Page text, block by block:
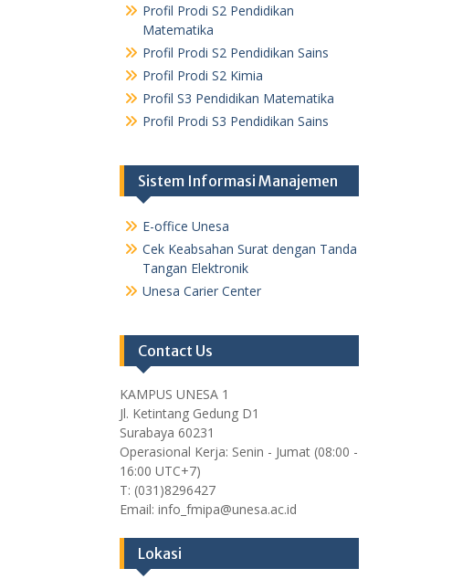
Profil Prodi S2 Pendidikan
Matematika
Profil Prodi S2 Pendidikan Sains
Profil Prodi S2 Kimia
Profil S3 Pendidikan Matematika
Profil Prodi S3 Pendidikan Sains
Sistem Informasi Manajemen
E-office Unesa
Cek Keabsahan Surat dengan Tanda
Tangan Elektronik
Unesa Carier Center
Contact Us
KAMPUS UNESA 1
Jl. Ketintang Gedung D1
Surabaya 60231
Operasional Kerja: Senin - Jumat (08:00 -
16:00 UTC+7)
T: (031)8296427
Email: info_fmipa@unesa.ac.id
Lokasi